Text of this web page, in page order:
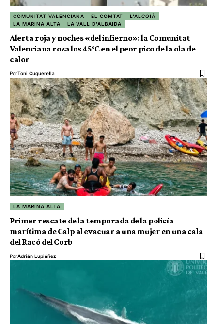
COMUNITAT VALENCIANA EL COMTAT
L'ALCOIÀ
LA MARINA ALTA
LA VALL D'ALBAIDA
Alerta roja y noches «del infierno»: la Comunitat
Valenciana roza los 45°C en el peor pico de la ola de
calor
PorToni Cuquerella
LA MARINA ALTA
Primer rescate de la temporada de la policía
marítima de Calp al evacuar a una mujer en una cala
del Racó del Corb
PorAdrián Lupiáñez